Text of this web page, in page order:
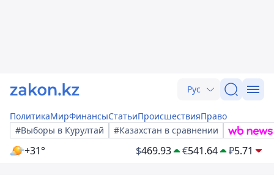
Рус
ПолитикаМирФинансыСтатьиПроисшествияПраво
#Выборы в Курултай
#Казахстан в сравнении
+31° $469.93 €541.64 ₽5.71